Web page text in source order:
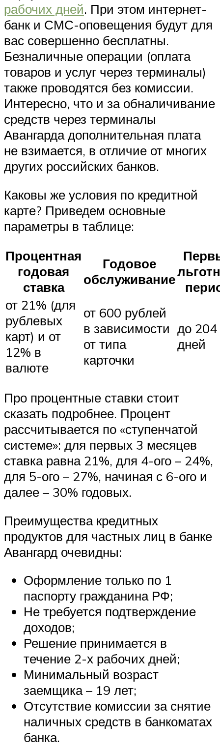
рабочих дней. При этом интернет-
банк и СМС-оповещения будут для
вас совершенно бесплатны.
Безналичные операции (оплата
товаров и услуг через терминалы)
также проводятся без комиссии.
Интересно, что и за обналичивание
средств через терминалы
Авангарда дополнительная плата
не взимается, в отличие от многих
других российских банков.
Каковы же условия по кредитной
карте? Приведем основные
параметры в таблице:
Процентная
годовая
ставка
Годовое
обслуживание
от 21% (для
рублевых
карт) и от
12% в
валюте
от 600 рублей
в зависимости
от типа
карточки
до 204
дней
Про процентные ставки стоит
сказать подробнее. Процент
рассчитывается по «ступенчатой
системе»: для первых 3 месяцев
ставка равна 21%, для 4-ого – 24%,
для 5-ого – 27%, начиная с 6-ого и
далее – 30% годовых.
Преимущества кредитных
продуктов для частных лиц в банке
Авангард очевидны:
Оформление только по 1
паспорту гражданина РФ;
Не требуется подтверждение
доходов;
Решение принимается в
течение 2-х рабочих дней;
Минимальный возраст
заемщика – 19 лет;
Отсутствие комиссии за снятие
наличных средств в банкоматах
банка.